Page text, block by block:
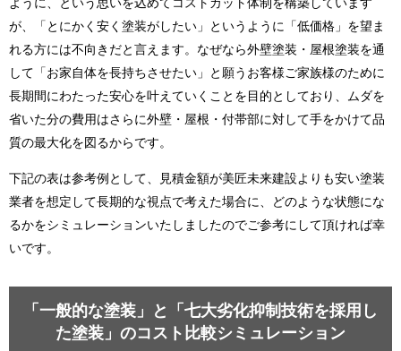
が、「とにかく安く塗装がしたい」というように「低価格」を望ま
れる方には不向きだと言えます。なぜなら外壁塗装・屋根塗装を通
して「お家自体を長持ちさせたい」と願うお客様ご家族様のために
長期間にわたった安心を叶えていくことを目的としており、ムダを
省いた分の費用はさらに外壁・屋根・付帯部に対して手をかけて品
質の最大化を図るからです。
下記の表は参考例として、見積金額が美匠未来建設よりも安い塗装
業者を想定して長期的な視点で考えた場合に、どのような状態にな
るかをシミュレーションいたしましたのでご参考にして頂ければ幸
いです。
「一般的な塗装」と「七大劣化抑制技術を採用し
た塗装」のコスト比較シミュレーション